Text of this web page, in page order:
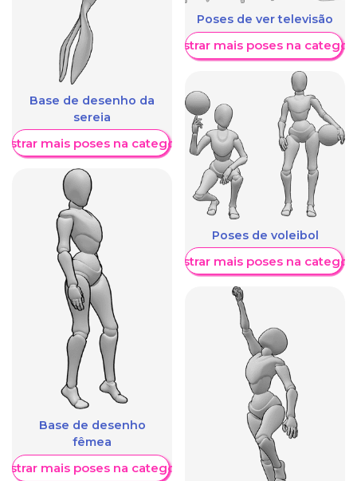
Base de desenho da
sereia
mais poses na categoria
Base de desenho
fêmea
mais poses na categoria
Poses de ver televisão
Mostrar mais poses na
Poses de voleibol
Mostrar mais poses na